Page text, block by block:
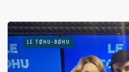
LE TØHU-BØHU